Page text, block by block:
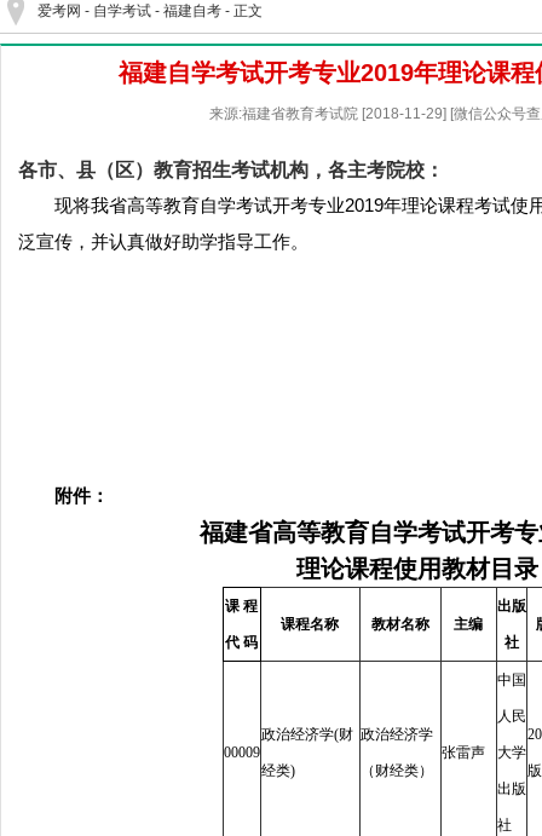
爱考网 - 自学考试 - 福建自考 - 正文
福建自学考试开考专业2019年理论课
来源:福建省教育考试院 [2018-11-29] [微信公众号
各市、县（区）教育招生考试机构，各主考院校：
现将我省高等教育自学考试开考专业2019年理论课程考试使
泛宣传，并认真做好助学指导工作。
附件：
福建省高等教育自学考试开考
理论课程使用教材目录
课 程
代 码
课程名称 教材名称 主编
出版
社
00009
政治经济学(财
经类)
政治经济学
（财经类）
张雷声
中国
人民
大学
出版
社
版